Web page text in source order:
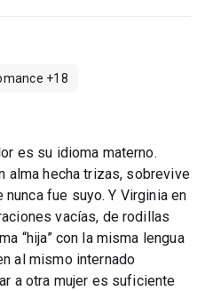
+18
es su idioma materno.
alma hecha trizas, sobrevive
fue suyo. Y Virginia en
vacías, de rodillas
“hija” con la misma lengua
al mismo internado
a otra mujer es suficiente